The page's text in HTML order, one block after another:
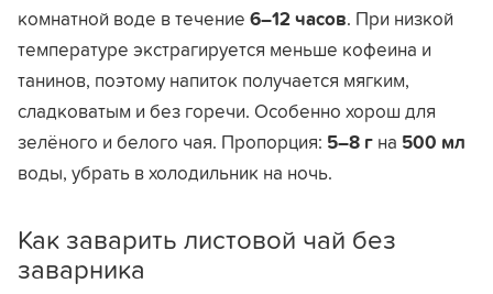
комнатной воде в течение 6–12 часов. При низкой
температуре экстрагируется меньше кофеина и
танинов, поэтому напиток получается мягким,
сладковатым и без горечи. Особенно хорош для
зелёного и белого чая. Пропорция: 5–8 г на 500 мл
воды, убрать в холодильник на ночь.
Как заварить листовой чай без
заварника